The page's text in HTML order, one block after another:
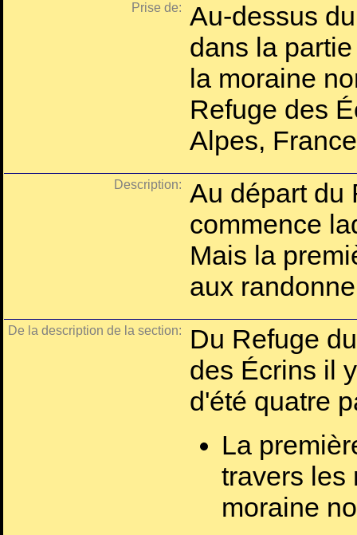
Prise de:
Au-dessus
dans la
la moraine
Refuge des
Alpes,
Description:
Au départ du
commence
Mais la
aux
De la description de la section:
Du Refuge
des Écrins il
d'été quatre
La
travers les
moraine